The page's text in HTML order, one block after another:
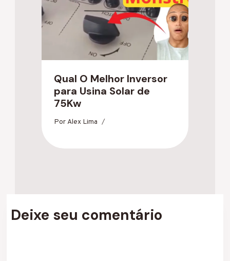
Qual O Melhor Inversor
para Usina Solar de
75Kw
Por Alex Lima
Deixe seu comentário